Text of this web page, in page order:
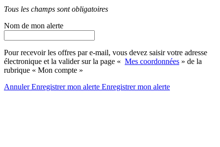
Tous les champs sont obligatoires
Nom de mon alerte
Pour recevoir les offres par e-mail, vous devez saisir votre adresse
électronique et la valider sur la page « Mes coordonnées » de la
rubrique « Mon compte »
AnnulerEnregistrer mon alerte Enregistrermon alerte